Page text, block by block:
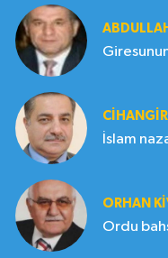
İslam
ORHAN
Ordu